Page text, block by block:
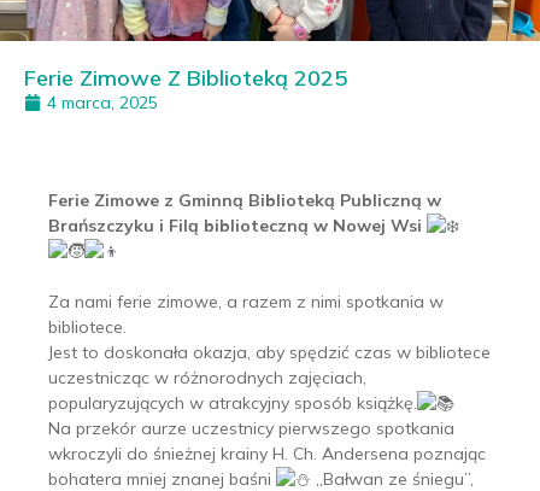
Ferie Zimowe Z Biblioteką 2025
4 marca, 2025
Ferie Zimowe z Gminną Biblioteką Publiczną w
Brańszczyku i Filą biblioteczną w Nowej Wsi
Za nami ferie zimowe, a razem z nimi spotkania w
bibliotece.
Jest to doskonała okazja, aby spędzić czas w bibliotece
uczestnicząc w różnorodnych zajęciach,
popularyzujących w atrakcyjny sposób książkę.
Na przekór aurze uczestnicy pierwszego spotkania
wkroczyli do śnieżnej krainy H. Ch. Andersena poznając
bohatera mniej znanej baśni
„Bałwan ze śniegu”,